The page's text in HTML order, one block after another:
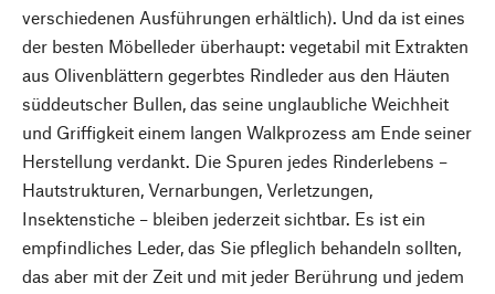
verschiedenen Ausführungen erhältlich). Und da ist eines
der besten Möbelleder überhaupt: vegetabil mit Extrakten
aus Olivenblättern gegerbtes Rindleder aus den Häuten
süddeutscher Bullen, das seine unglaubliche Weichheit
und Griffigkeit einem langen Walkprozess am Ende seiner
Herstellung verdankt. Die Spuren jedes Rinderlebens –
Hautstrukturen, Vernarbungen, Verletzungen,
Insektenstiche – bleiben jederzeit sichtbar. Es ist ein
empfindliches Leder, das Sie pfleglich behandeln sollten,
das aber mit der Zeit und mit jeder Berührung und jedem